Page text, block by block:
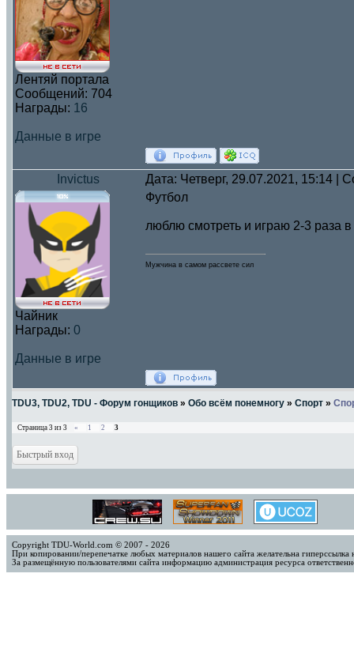
Лентяй портала
Сообщений: 704
Награды: 16
Данные в игре
Invictus Дата: Четверг, 29.07.2021, 15:14 |
Чайник
Награды: 0
Данные в игре
Футбол
люблю смотреть и играю 2-3 раза
Мужчина в самом рассвете сил
TDU3, TDU2, TDU - Форум гонщиков » Обо всём понемногу » Спорт »
Страница 3 из 3 « 1 2 3
Copyright TDU-World.com © 2007 - 2026
При копировании/перепечатке любых материалов нашего сайта желательна
За размещённую пользователями сайта информацию администрация ресурса